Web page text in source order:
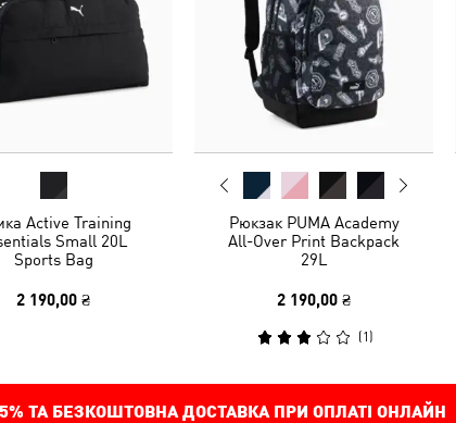
Active Training
Small 20L
Sports Bag
2 190,00 ₴
Рюкзак PUMA Academy
All-Over Print Backpack
29L
2 190,00 ₴
(1 )
5% ТА БЕЗКОШТОВНА ДОСТАВКА ПРИ ОПЛАТІ ОНЛАЙН